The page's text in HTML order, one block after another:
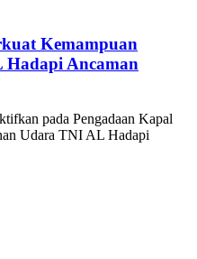
Kemampuan
Ancaman
pada Pengadaan Kapal
Udara TNI AL Hadapi